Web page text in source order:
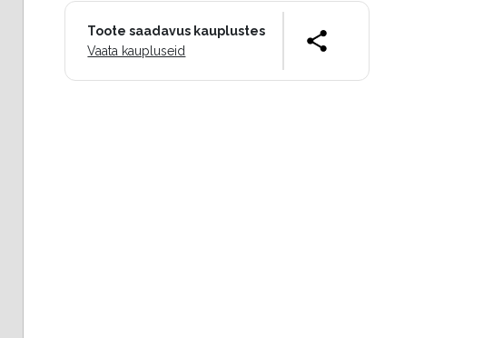
Toote saadavus kauplustes
Vaata kaupluseid